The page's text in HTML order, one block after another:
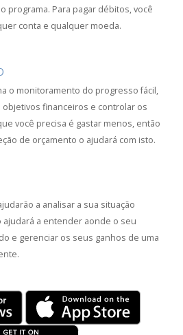
programa. Para pagar débitos, você
conta e qualquer moeda.
o monitoramento do progresso fácil,
objetivos financeiros e controlar os
você precisa é gastar menos, então
de orçamento o ajudará com isto.
a analisar a sua situação
ajudará a entender aonde o seu
e gerenciar os seus ganhos de uma